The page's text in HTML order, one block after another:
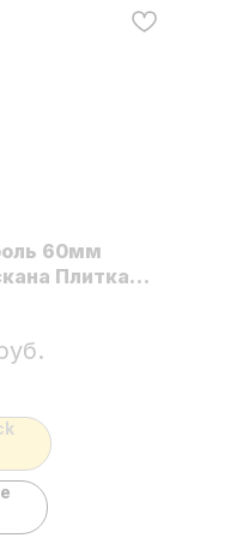
60мм
Плитка
микс/